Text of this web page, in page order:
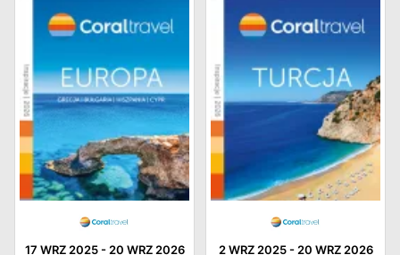
17 WRZ 2025-20 WRZ 2026 2 WRZ 2025-20 WRZ 2026